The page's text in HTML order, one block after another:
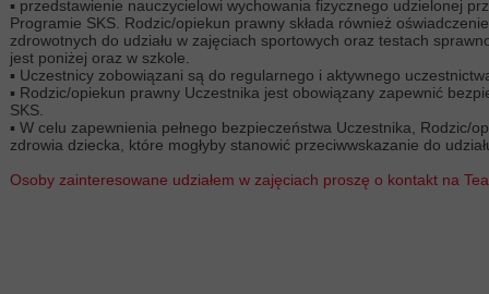
▪ przedstawienie nauczycielowi wychowania fizycznego udzielonej
Programie SKS. Rodzic/opiekun prawny składa również
zdrowotnych do udziału w zajęciach sportowych oraz testach
jest poniżej oraz w szkole.
▪ Uczestnicy zobowiązani są do regularnego i aktywnego
▪ Rodzic/opiekun prawny Uczestnika jest obowiązany zapewnić
SKS.
▪ W celu zapewnienia pełnego bezpieczeństwa Uczestnika,
zdrowia dziecka, które mogłyby stanowić przeciwwskazanie do
Osoby zainteresowane udziałem w zajęciach proszę o kontakt na